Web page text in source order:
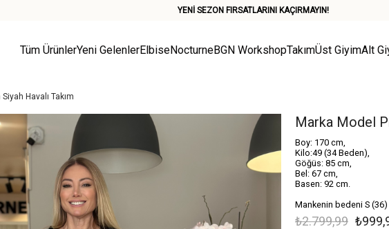
YENİ SEZON FIRSATLARINI KAÇIRMAYIN!
Tüm ÜrünlerYeni GelenlerElbiseNocturneBGN WorkshopTakımÜst GiyimAlt
Havalı Takım
Marka Model
Boy: 170 cm,
Kilo:49 (34 Beden),
Göğüs: 85 cm,
Bel: 67 cm,
Basen: 92 cm.
Mankenin bedeni S
₺2.799,99